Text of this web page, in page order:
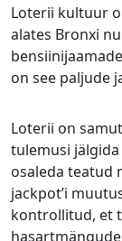
Loterii kultuur
alates Bronxi
on see paljude
Loterii on
tulemusi
osaleda teatud
jackpot’i
kontrollitud, et